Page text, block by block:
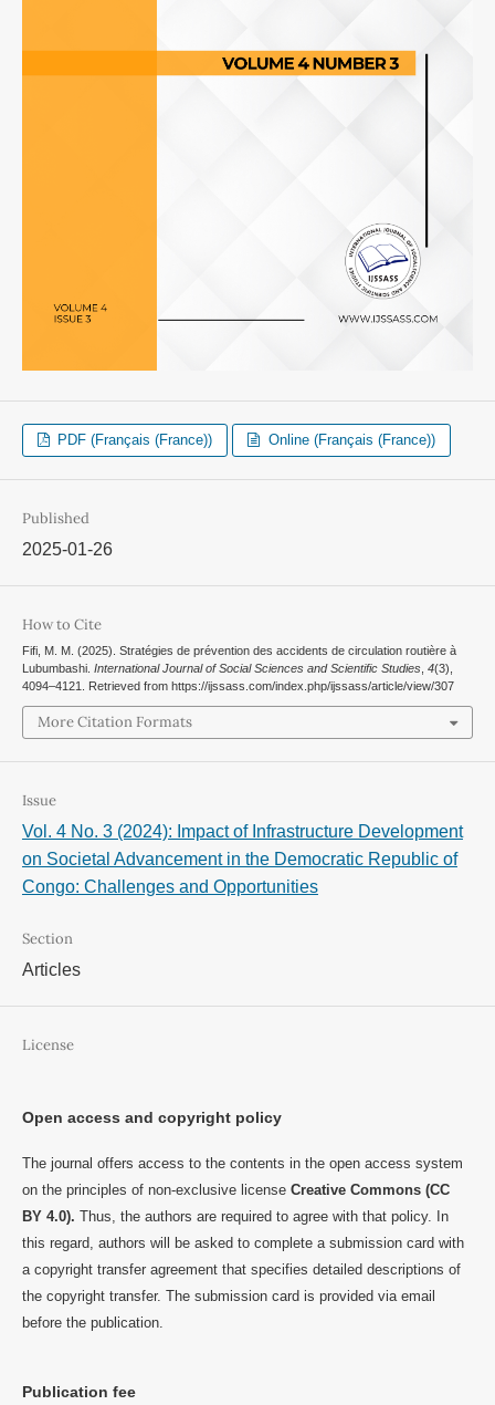
PDF (Français (France)) Online (Français (France))
Published
2025-01-26
How to Cite
Fifi, M. M. (2025). Stratégies de prévention des accidents de circulation routière à
Lubumbashi. International Journal of Social Sciences and Scientific Studies, 4(3),
4094–4121. Retrieved from https://ijssass.com/index.php/ijssass/article/view/307
More Citation Formats
Issue
Vol. 4 No. 3 (2024): Impact of Infrastructure Development
on Societal Advancement in the Democratic Republic of
Congo: Challenges and Opportunities
Section
Articles
License
Open access and copyright policy
The journal offers access to the contents in the open access system
on the principles of non-exclusive license Creative Commons (CC
BY 4.0). Thus, the authors are required to agree with that policy. In
this regard, authors will be asked to complete a submission card with
a copyright transfer agreement that specifies detailed descriptions of
the copyright transfer. The submission card is provided via email
before the publication.
Publication fee